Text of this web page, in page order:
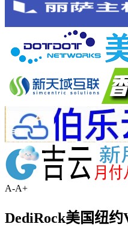
A-A+
DediRock美国纽